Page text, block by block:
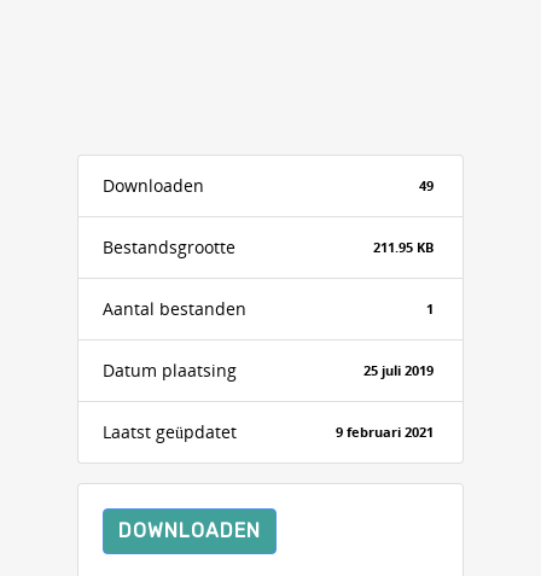
Downloaden 49
Bestandsgrootte 211.95 KB
Aantal bestanden 1
Datum plaatsing 25 juli 2019
Laatst geüpdatet 9 februari 2021
DOWNLOADEN